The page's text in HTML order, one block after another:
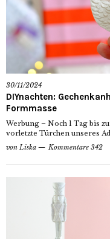
30/11/2024
DIYnachten:
Formmasse
Werbung – Noch 1 Tag bis
vorletzte Türchen unseres
von Liska Kommentare 342